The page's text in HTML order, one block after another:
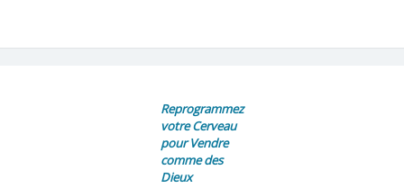
Reprogrammez
votre Cerveau
pour Vendre
comme des
Dieux